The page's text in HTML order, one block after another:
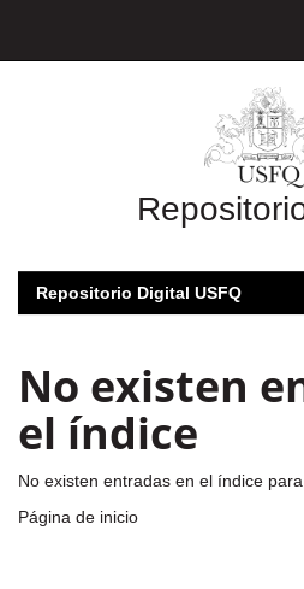
Repositorio Digital USFQ
No existen
el índice
No existen entradas en el índice para
Página de inicio